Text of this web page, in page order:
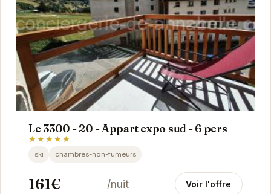
Le 3300 - 20 - Appart expo sud - 6 pers
★★★★★
ski chambres-non-fumeurs
161€ /nuit Voir l'offre